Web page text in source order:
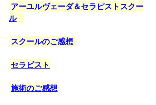
アーユルヴェーダ＆セラピストスクー
ル
スクールのご感想
セラピスト
施術のご感想